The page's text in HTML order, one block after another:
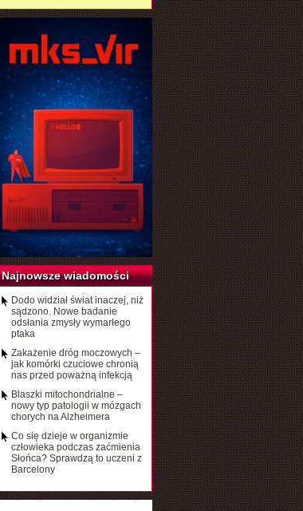
Najnowsze wiadomości
Dodo widział świat inaczej, niż
sądzono. Nowe badanie
odsłania zmysły wymarłego
ptaka
Zakażenie dróg moczowych –
jak komórki czuciowe chronią
nas przed poważną infekcją
Blaszki mitochondrialne –
nowy typ patologii w mózgach
chorych na Alzheimera
Co się dzieje w organizmie
człowieka podczas zaćmienia
Słońca? Sprawdzą to uczeni z
Barcelony